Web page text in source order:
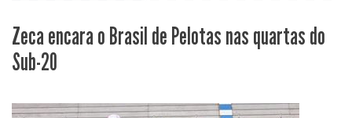
Zeca encara o Brasil de Pelotas nas quartas do
Sub-20